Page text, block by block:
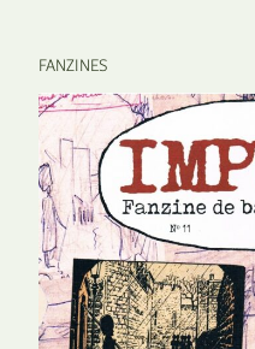
FANZINES